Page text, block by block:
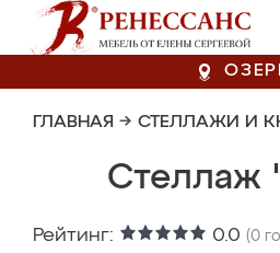
ГЛАВНАЯ → СТЕЛЛАЖИ И
Стеллаж
Рейтинг: 0.0 (0